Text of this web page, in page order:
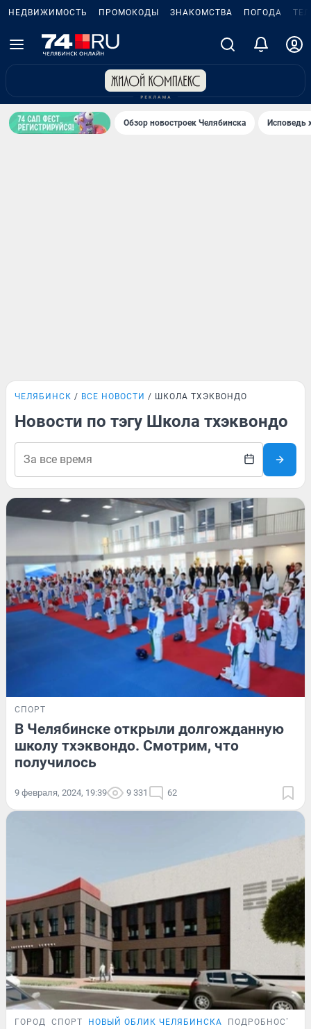
НЕДВИЖИМОСТЬ ПРОМОКОДЫ ЗНАКОМСТВА ПОГОДА
Обзор новостроек Челябинска Исповедь
ЧЕЛЯБИНСК ВСЕ НОВОСТИ ШКОЛА ТХЭКВОНДО
Новости по тэгу Школа тхэквондо
СПОРТ
В Челябинске открыли долгожданную
школу тхэквондо. Смотрим, что
получилось
9 февраля, 2024, 19:39 9 331 62
ГОРОД СПОРТ НОВЫЙ ОБЛИК ЧЕЛЯБИНСКА ПОДРОБНОСТИ